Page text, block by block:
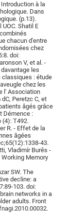
Introduction à la
Dans
(p.13).
Shatil E
chacun d'entre
chez
doi:
V, et al. -
les
: étude
chez les
l' Association
Peretzc C, et
âgés grâce
Démence :
(4): T492.
R. - Effet de la
âgées
43.
Vladimír Burěs -
Memory
SW. The
decline: a
103. doi:
networks in a
adults. Front